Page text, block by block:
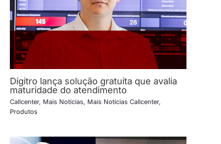
Dígitro lança solução gratuita que avalia
maturidade do atendimento
Callcenter, Mais Notícias, Mais Notícias Callcenter,
Produtos